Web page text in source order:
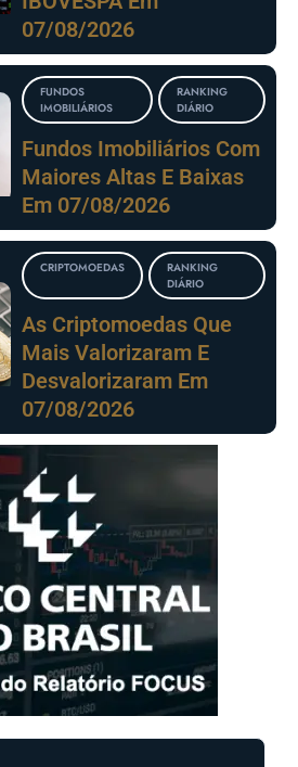
07/08/2026
FUNDOS
IMOBILIÁRIOS
RANKING
DIÁRIO
Fundos Imobiliários Com
Maiores Altas E Baixas
Em 07/08/2026
CRIPTOMOEDAS
RANKING
DIÁRIO
As Criptomoedas Que
Mais Valorizaram E
Desvalorizaram Em
07/08/2026